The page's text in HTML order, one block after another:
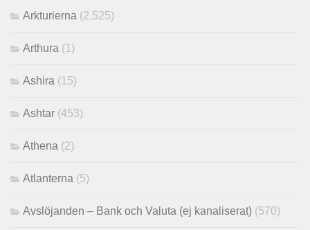
Arkturierna (2,525)
Arthura (1)
Ashira (15)
Ashtar (453)
Athena (2)
Atlanterna (5)
Avslöjanden – Bank och Valuta (ej kanaliserat) (570)